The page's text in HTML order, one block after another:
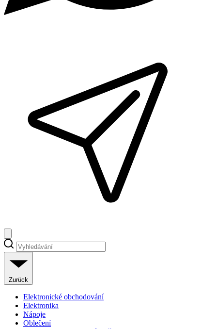
Zurück
Elektronické obchodování
Elektronika
Nápoje
Oblečení